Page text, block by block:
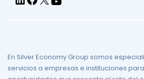
En Silver Economy Group somos
servicios a empresas e instituciones